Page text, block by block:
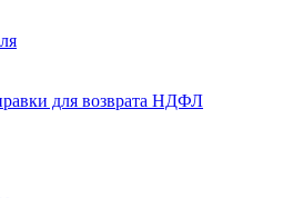
для возврата НДФЛ